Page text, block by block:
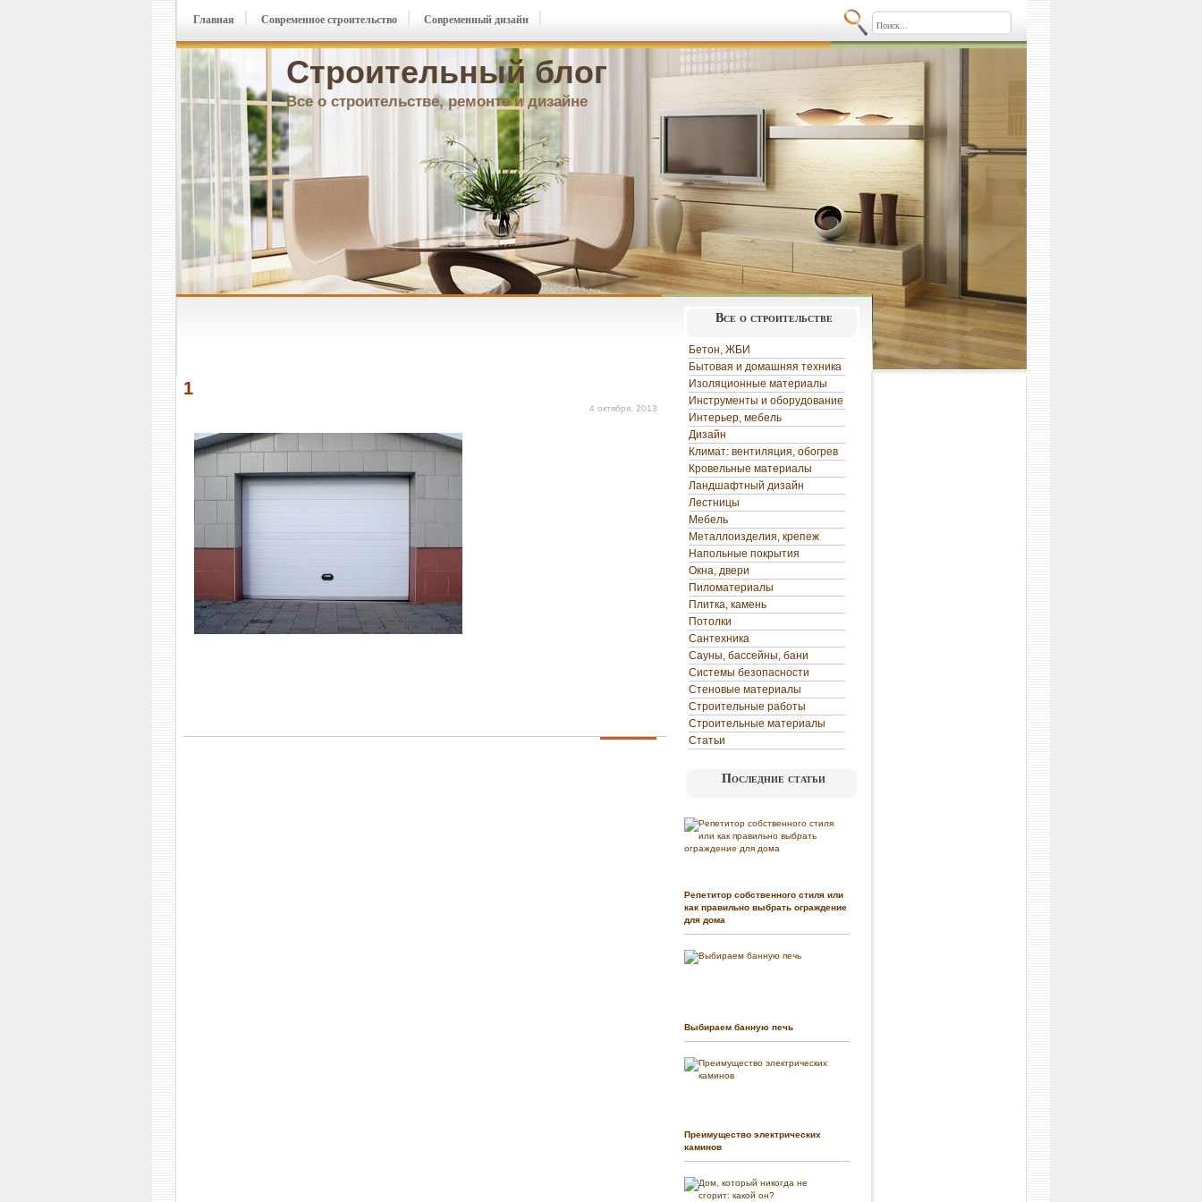
Строительный блог
Все о строительстве, ремонте и дизайне
Главная Современное строительство Современный дизайн
1
4 октября, 2013
Все о строительстве
Бетон, ЖБИ
Бытовая и домашняя техника
Изоляционные материалы
Инструменты и оборудование
Интерьер, мебель
Дизайн
Климат: вентиляция, обогрев
Кровельные материалы
Ландшафтный дизайн
Лестницы
Мебель
Металлоизделия, крепеж
Напольные покрытия
Окна, двери
Пиломатериалы
Плитка, камень
Потолки
Сантехника
Сауны, бассейны, бани
Системы безопасности
Стеновые материалы
Строительные работы
Строительные материалы
Статьи
Последние статьи
Репетитор собственного стиля или
как правильно выбрать ограждение
для дома
Выбираем банную печь
Преимущество электрических
каминов